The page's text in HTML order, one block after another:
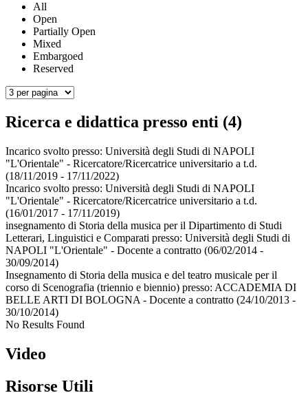
All
Open
Partially Open
Mixed
Embargoed
Reserved
Ricerca e didattica presso enti (4)
Incarico svolto presso: Università degli Studi di NAPOLI
"L'Orientale" - Ricercatore/Ricercatrice universitario a t.d.
(18/11/2019 - 17/11/2022)
Incarico svolto presso: Università degli Studi di NAPOLI
"L'Orientale" - Ricercatore/Ricercatrice universitario a t.d.
(16/01/2017 - 17/11/2019)
insegnamento di Storia della musica per il Dipartimento di Studi
Letterari, Linguistici e Comparati presso: Università degli Studi di
NAPOLI "L'Orientale" - Docente a contratto (06/02/2014 -
30/09/2014)
Insegnamento di Storia della musica e del teatro musicale per il
corso di Scenografia (triennio e biennio) presso: ACCADEMIA DI
BELLE ARTI DI BOLOGNA - Docente a contratto (24/10/2013 -
30/10/2014)
No Results Found
Video
Risorse Utili